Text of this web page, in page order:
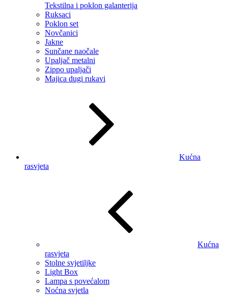
Tekstilna i poklon galanterija
Ruksaci
Poklon set
Novčanici
Jakne
Sunčane naočale
Upaljač metalni
Zippo upaljači
Majica dugi rukavi
Kućna
rasvjeta
Kućna
rasvjeta
Stolne svjetiljke
Light Box
Lampa s povećalom
Noćna svjetla